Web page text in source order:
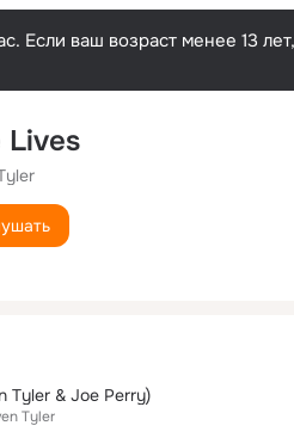
Если ваш возраст менее 13
Lives
Tyler & Joe Perry)
Tyler